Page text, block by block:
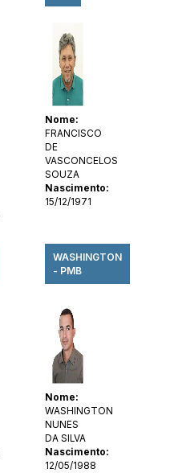
Nome:
FRANCISCO
DE
VASCONCELOS
SOUZA
Nascimento:
15/12/1971
WASHINGTON
- PMB
Nome:
WASHINGTON
NUNES
DA SILVA
Nascimento:
12/05/1988